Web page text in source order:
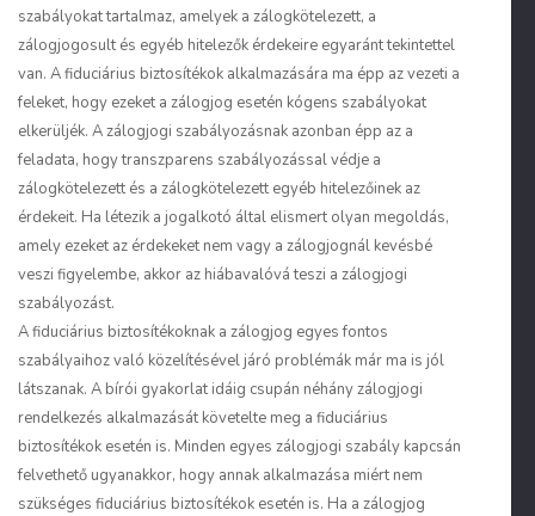
szabályokat tartalmaz, amelyek a zálogkötelezett, a
zálogjogosult és egyéb hitelezők érdekeire egyaránt tekintettel
van. A fiduciárius biztosítékok alkalmazására ma épp az vezeti a
feleket, hogy ezeket a zálogjog esetén kógens szabályokat
elkerüljék. A zálogjogi szabályozásnak azonban épp az a
feladata, hogy transzparens szabályozással védje a
zálogkötelezett és a zálogkötelezett egyéb hitelezőinek az
érdekeit. Ha létezik a jogalkotó által elismert olyan megoldás,
amely ezeket az érdekeket nem vagy a zálogjognál kevésbé
veszi figyelembe, akkor az hiábavalóvá teszi a zálogjogi
szabályozást.
A fiduciárius biztosítékoknak a zálogjog egyes fontos
szabályaihoz való közelítésével járó problémák már ma is jól
látszanak. A bírói gyakorlat idáig csupán néhány zálogjogi
rendelkezés alkalmazását követelte meg a fiduciárius
biztosítékok esetén is. Minden egyes zálogjogi szabály kapcsán
felvethető ugyanakkor, hogy annak alkalmazása miért nem
szükséges fiduciárius biztosítékok esetén is. Ha a zálogjog